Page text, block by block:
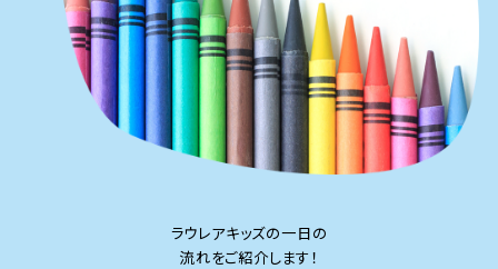
ラウレアキッズの一日の
流れをご紹介します！